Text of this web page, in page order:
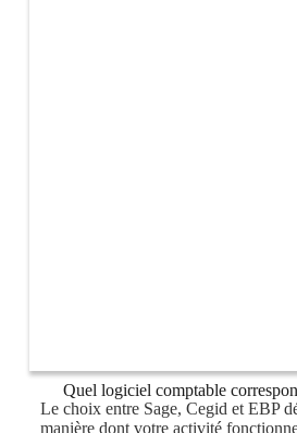
Quel logiciel comptable
Le choix entre Sage, Cegid et EBP
manière dont votre activité